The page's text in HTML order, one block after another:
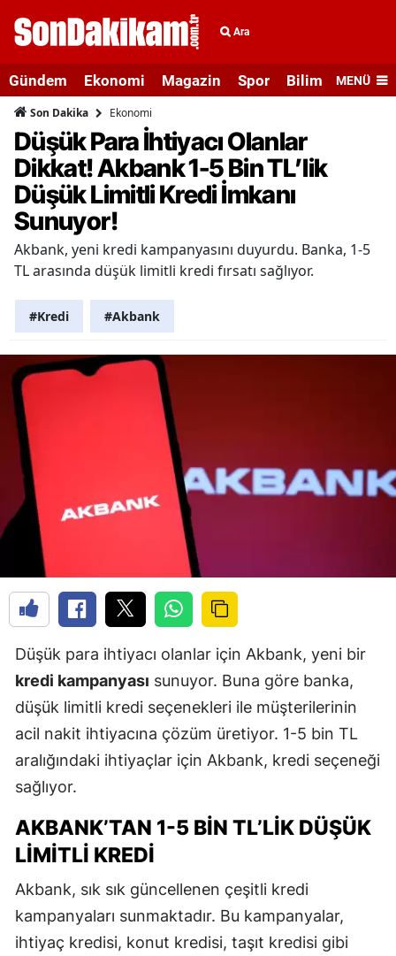
Ara
Gündem Ekonomi Magazin Spor Bilim veMENÜ
Son Dakika Ekonomi
Düşük Para İhtiyacı Olanlar
Dikkat! Akbank 1-5 Bin TL’lik
Düşük Limitli Kredi İmkanı
Sunuyor!
Akbank, yeni kredi kampanyasını duyurdu. Banka, 1-5
TL arasında düşük limitli kredi fırsatı sağlıyor.
#Kredi #Akbank
Düşük para ihtiyacı olanlar için Akbank, yeni bir
kredi kampanyası sunuyor. Buna göre banka,
düşük limitli kredi seçenekleri ile müşterilerinin
acil nakit ihtiyacına çözüm üretiyor. 1-5 bin TL
aralığındaki ihtiyaçlar için Akbank, kredi seçeneği
sağlıyor.
AKBANK’TAN 1-5 BIN TL’LIK DÜŞÜK
LIMITLI KREDI
Akbank, sık sık güncellenen çeşitli kredi
kampanyaları sunmaktadır. Bu kampanyalar,
ihtiyaç kredisi, konut kredisi, taşıt kredisi gibi